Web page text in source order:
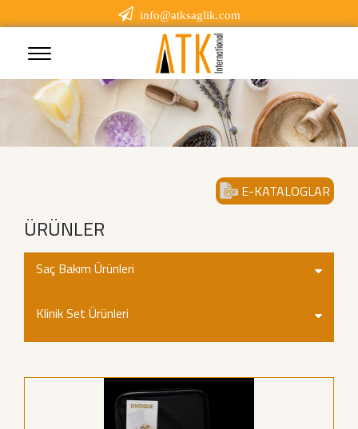
info@atksaglik.com
E-KATALOGLAR
ÜRÜNLER
Saç Bakım Ürünleri
Klinik Set Ürünleri